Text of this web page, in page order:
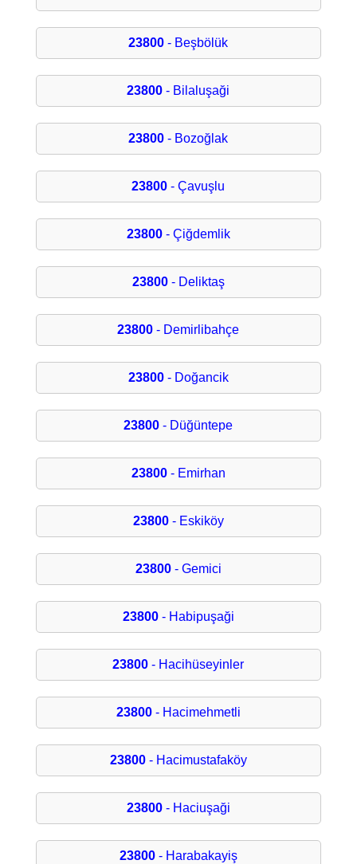
23800 - Beşbölük
23800 - Bilaluşaği
23800 - Bozoğlak
23800 - Çavuşlu
23800- Çiğdemlik
23800- Deliktaş
23800 - Demirlibahçe
23800- Doğancik
23800 - Düğüntepe
23800- Emirhan
23800- Eskiköy
23800- Gemici
23800- Habipuşaği
23800 - Hacihüseyinler
23800- Hacimehmetli
23800- Hacimustafaköy
23800- Haciuşaği
23800- Harabakayiş